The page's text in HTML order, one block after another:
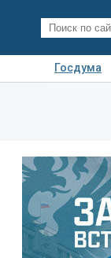
Госдума